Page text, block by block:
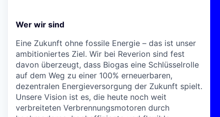
Wer wir sind
Eine Zukunft ohne fossile Energie – das ist unser
ambitioniertes Ziel. Wir bei Reverion sind fest
davon überzeugt, dass Biogas eine Schlüsselrolle
auf dem Weg zu einer 100% erneuerbaren,
dezentralen Energieversorgung der Zukunft spielt.
Unsere Vision ist es, die heute noch weit
verbreiteten Verbrennungsmotoren durch